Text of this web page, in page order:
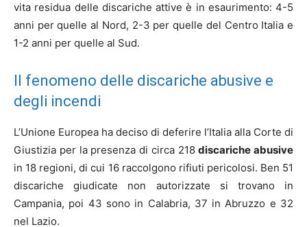
vita residua delle discariche attive è in esaurimento: 4-5
anni per quelle al Nord, 2-3 per quelle del Centro Italia e
1-2 anni per quelle al Sud.
Il fenomeno delle discariche abusive e
degli incendi
L’Unione Europea ha deciso di deferire l’Italia alla Corte di
Giustizia per la presenza di circa 218discariche abusive
in 18 regioni, di cui 16 raccolgono rifiuti pericolosi. Ben 51
discariche giudicate non autorizzate si trovano in
Campania, poi 43 sono in Calabria, 37 in Abruzzo e 32
nel Lazio.